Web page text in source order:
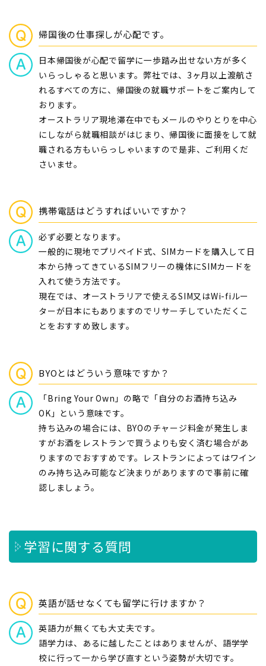
帰国後の仕事探しが心配です。
日本帰国後が心配で留学に一歩踏み出せない方が多く
いらっしゃると思います。弊社では、3ヶ月以上渡航さ
れるすべての方に、帰国後の就職サポートをご案内して
おります。
オーストラリア現地滞在中でもメールのやりとりを中心
にしながら就職相談がはじまり、帰国後に面接をして就
職される方もいらっしゃいますので是非、ご利用くだ
さいませ。
携帯電話はどうすればいいですか？
必ず必要となります。
一般的に現地でプリペイド式、SIMカードを購入して日
本から持ってきているSIMフリーの機体にSIMカードを
入れて使う方法です。
現在では、オーストラリアで使えるSIM又はWi-fiルー
ターが日本にもありますのでリサーチしていただくこ
とをおすすめ致します。
BYOとはどういう意味ですか？
「Bring Your Own」の略で「自分のお酒持ち込み
OK」という意味です。
持ち込みの場合には、BYOのチャージ料金が発生しま
すがお酒をレストランで買うよりも安く済む場合があ
りますのでおすすめです。レストランによってはワイン
のみ持ち込み可能など決まりがありますので事前に確
認しましょう。
学習に関する質問
英語が話せなくても留学に行けますか？
英語力が無くても大丈夫です。
語学力は、あるに越したことはありませんが、語学学
校に行って一から学び直すという姿勢が大切です。